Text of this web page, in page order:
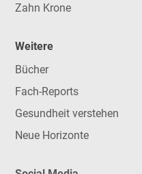
Zahn Krone
Weitere
Bücher
Fach-Reports
Gesundheit verstehen
Neue Horizonte